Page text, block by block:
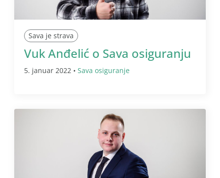
Sava je strava
Vuk Anđelić o Sava osiguranju
5. januar 2022 • Sava osiguranje